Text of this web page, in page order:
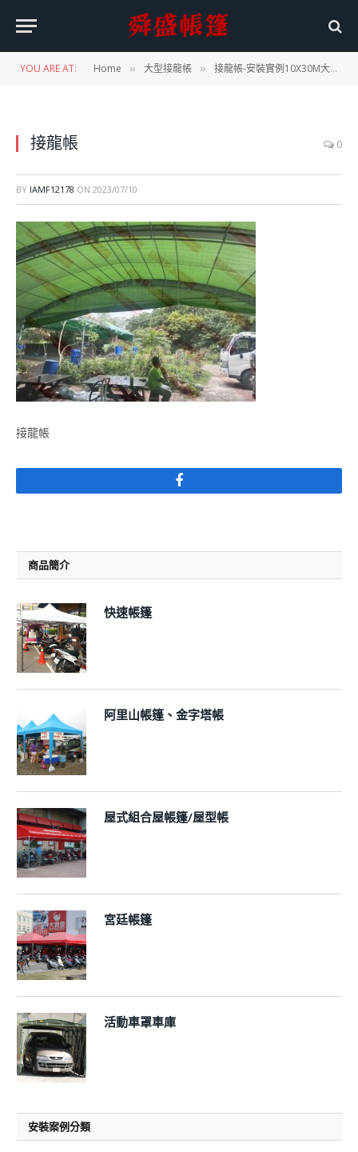
YOU ARE AT: Home » 大型接龍帳 » 接龍帳-安裝實例10X30M大型接龍帳
接龍帳 0
BY IAMF12178 ON 2023/07/10
接龍帳
Facebook
商品簡介
快速帳篷
阿里山帳篷、金字塔帳
屋式組合屋帳篷/屋型帳
宮廷帳篷
活動車罩車庫
安裝案例分類